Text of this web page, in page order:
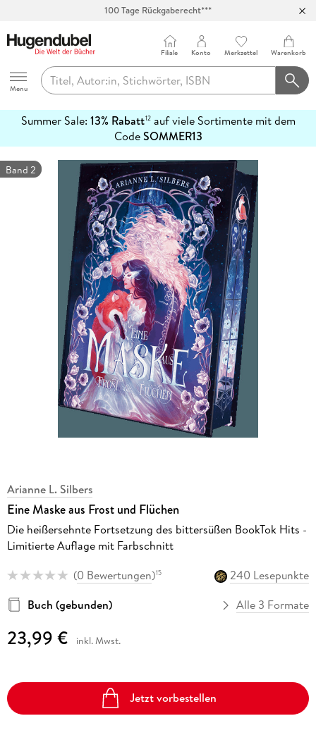
Abholung in über 100 Filialen
Hugendubel
Menu
Filiale Konto Merkzettel Warenkorb
Summer Sale: 13% Rabatt12auf viele Sortimente mit dem
CodeSOMMER13
erfahren
Band 2
Arianne L. Silbers
Eine Maske aus Frost und Flüchen
Die heißersehnte Fortsetzung des bittersüßen BookTok Hits -
Limitierte Auflage mit Farbschnitt
(0 Bewertungen)15
240 Lesepunkte
Buch (gebunden)
Alle 3 Formate
23,99 € inkl. Mwst.
Jetzt vorbestellen